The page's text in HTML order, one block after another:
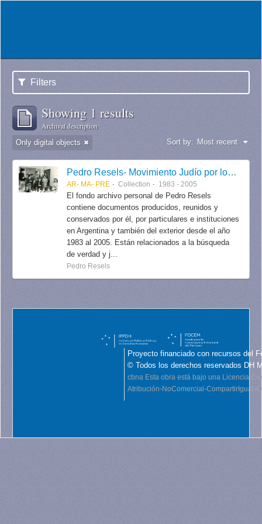
Filters
Showing 1 results
Archival description
Only digital objects Sort by: Most recent
Pedro Resels- Movimiento Judío por los Derechos Humanos
AR- MA- PRE Collection 1983 - 2005
El fondo archivo personal de Pedro Resels
contiene documentos producidos, reunidos y
conservados por él, por particulares e instituciones
en Argentina y también del exterior desde el año
1983 al 2005. Están relacionados a la búsqueda
de verdad y j...
Pedro Resels
Proyecto financiado con recursos del
© Todos los derechos reservados DH
cbna Esta obra está bajo una Licencia
Atribución-NoComercial-CompartirIgual